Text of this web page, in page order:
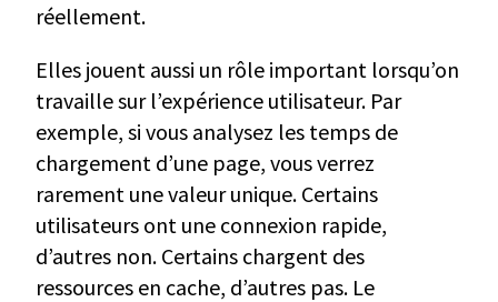
réellement.
Elles jouent aussi un rôle important lorsqu’on
travaille sur l’expérience utilisateur. Par
exemple, si vous analysez les temps de
chargement d’une page, vous verrez
rarement une valeur unique. Certains
utilisateurs ont une connexion rapide,
d’autres non. Certains chargent des
ressources en cache, d’autres pas. Le